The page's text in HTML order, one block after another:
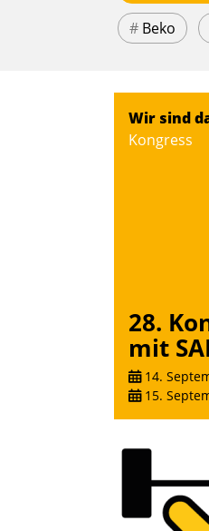
# Beko
Wir sind
Kongress
28.
mit
14.
15.